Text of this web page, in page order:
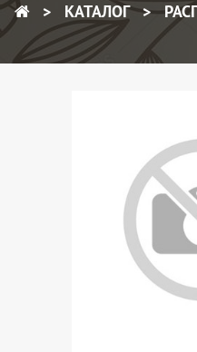
КАТАЛОГ